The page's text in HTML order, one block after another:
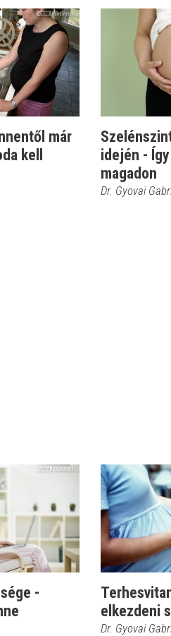
már
kell
idején -
magadon
Dr. Gyovai
-
elkezdeni
Dr. Gyovai